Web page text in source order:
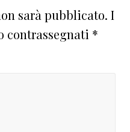
sarà pubblicato. I
contrassegnati *